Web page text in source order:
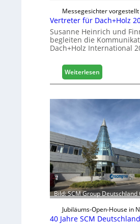
l
e
s
G
e
s
h
f
s
j
a
h
r
Messegesichter vorgestellt
Vertreter für Dach+Holz
Susanne Heinrich und
begleiten die
Dach+Holz International
Weiterlesen
V
r
r
e
t
e
r
f
ü
r
D
a
c
Bild: SCM Group Deutschland
Jubiläums-Open-House in
40 Jahre SCM Deutschland